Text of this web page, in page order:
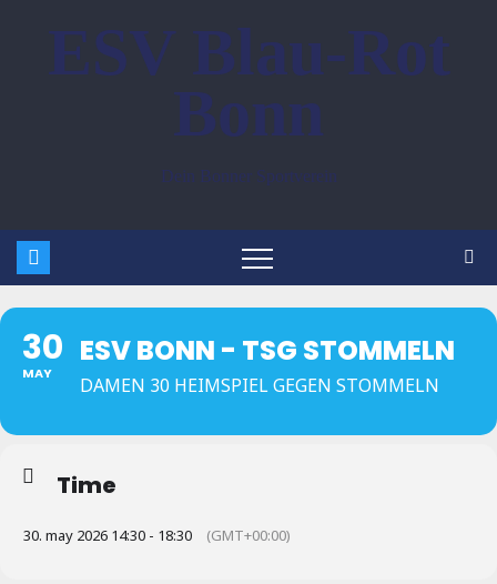
ESV Blau-Rot
Bonn
Dein Bonner Sportverein
30
MAY
ESV BONN - TSG STOMMELN
DAMEN 30 HEIMSPIEL GEGEN STOMMELN
Time
30. may 2026 14:30 - 18:30 (GMT+00:00)